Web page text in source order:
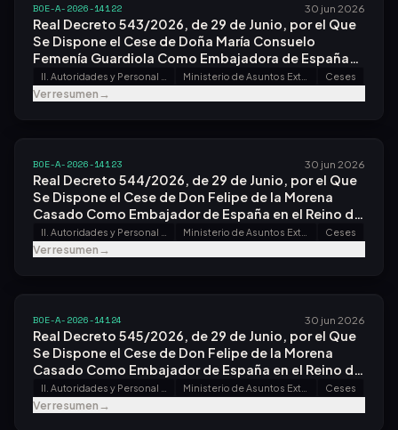
BOE-A-2026-14122 30 jun 2026
Real Decreto 543/2026, de 29 de Junio, por el Que
Se Dispone el Cese de Doña María Consuelo
Femenía Guardiola Como Embajadora de España
en el Reino de los Países Bajos.
Ceses
Ver resumen→
BOE-A-2026-14123 30 jun 2026
Real Decreto 544/2026, de 29 de Junio, por el Que
Se Dispone el Cese de Don Felipe de la Morena
Casado Como Embajador de España en el Reino de
Tailandia.
Ceses
Ver resumen→
BOE-A-2026-14124 30 jun 2026
Real Decreto 545/2026, de 29 de Junio, por el Que
Se Dispone el Cese de Don Felipe de la Morena
Casado Como Embajador de España en el Reino de
Camboya.
Ceses
Ver resumen→